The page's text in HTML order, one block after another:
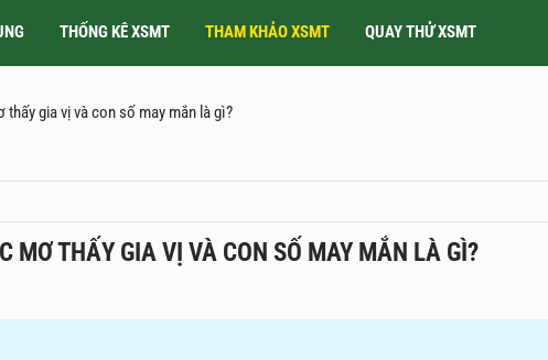
THỐNG KÊ XSMT THAM KHẢO XSMT QUAY THỬ XSMT
thấy gia vị và con số may mắn là gì?
MƠ THẤY GIA VỊ VÀ CON SỐ MAY MẮN LÀ GÌ?